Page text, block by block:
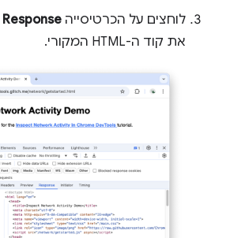
לוחצים על הכרטיסייה Response
את קוד ה-HTML המקורי.